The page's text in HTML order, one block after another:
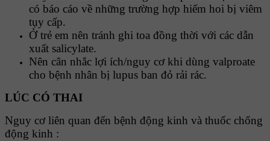
có báo cáo về những trường hợp hiếm hoi bị viêm
tụy cấp.
Ở trẻ em nên tránh ghi toa đồng thời với các dẫn
xuất salicylate.
Nên cân nhắc lợi ích/nguy cơ khi dùng valproate
cho bệnh nhân bị lupus ban đỏ rải rác.
LÚC CÓ THAI
Nguy cơ liên quan đến bệnh động kinh và thuốc chống
động kinh :